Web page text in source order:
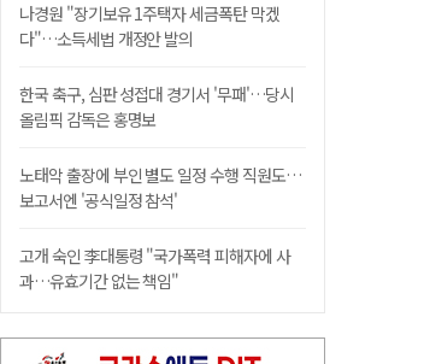
나경원 "장기보유 1주택자 세금폭탄 막겠
다"…소득세법 개정안 발의
한국 축구, 심판 성접대 경기서 '무패'…당시
올림픽 감독은 홍명보
노태악 출장에 부인 별도 일정 수행 직원도…
보고서엔 '공식일정 참석'
고개 숙인 李대통령 "국가폭력 피해자에 사
과…유효기간 없는 책임"